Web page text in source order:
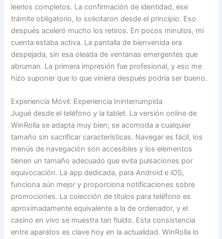
leerlos completos. La confirmación de identidad, ese
trámite obligatorio, lo solicitaron desde el principio. Eso
después aceleró mucho los retiros. En pocos minutos, mi
cuenta estaba activa. La pantalla de bienvenida era
despejada, sin esa oleada de ventanas emergentes que
abruman. La primera impresión fue profesional, y eso me
hizo suponer que lo que viniera después podría ser bueno.
Experiencia Móvil: Experiencia Ininterrumpida
Jugué desde el teléfono y la tablet. La versión online de
WinRolla se adapta muy bien; se acomoda a cualquier
tamaño sin sacrificar características. Navegar es fácil, los
menús de navegación son accesibles y los elementos
tienen un tamaño adecuado que evita pulsaciones por
equivocación. La app dedicada, para Android e iOS,
funciona aún mejor y proporciona notificaciones sobre
promociones. La colección de títulos para teléfono es
aproximadamente equivalente a la de ordenador, y el
casino en vivo se muestra tan fluido. Esta consistencia
entre aparatos es clave hoy en la actualidad. WinRolla lo